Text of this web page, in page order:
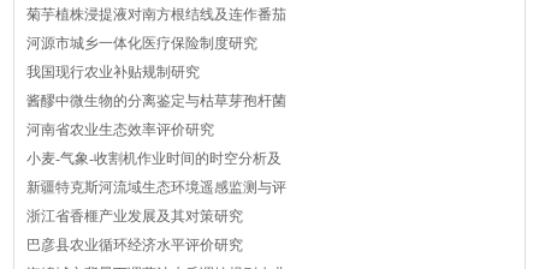
菊芋植株浸提液对南方根结线及连作番茄
河源市城乡一体化医疗保险制度研究
我国现行农业补贴规制研究
酱醪中微生物的分离鉴定与枯草芽孢杆菌
河南省农业生态效率评价研究
小麦-气象-收割机作业时间的时空分析及
新疆特克斯河流域生态环境遥感监测与评
浙江省香榧产业发展及其对策研究
巴彦县农业循环经济水平评价研究